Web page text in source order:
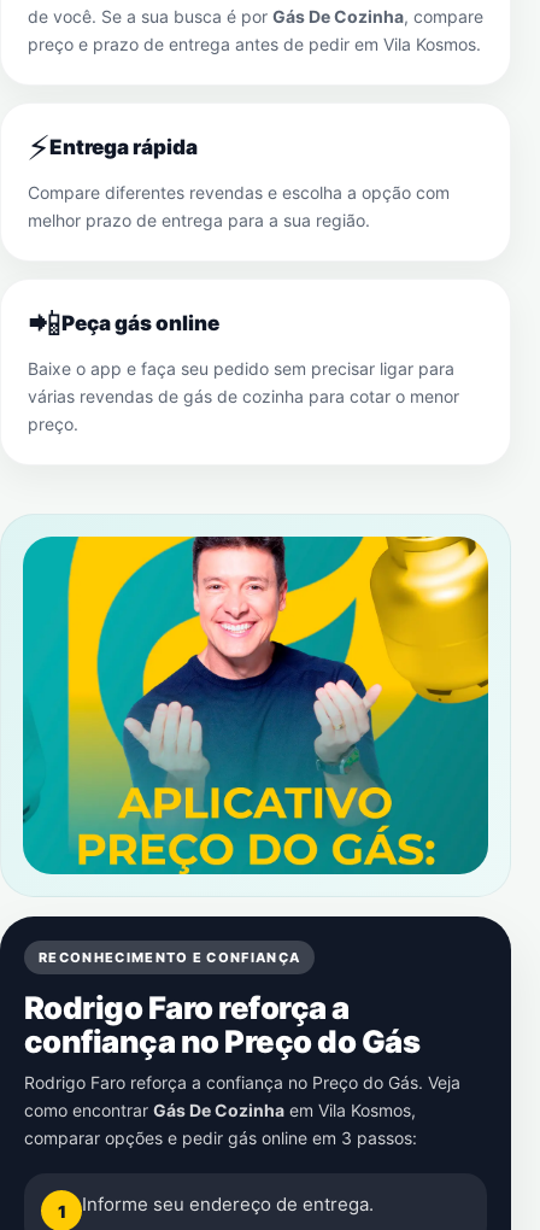
de você. Se a sua busca é por Gás De Cozinha, compare
preço e prazo de entrega antes de pedir em Vila Kosmos.
⚡Entrega rápida
Compare diferentes revendas e escolha a opção com
melhor prazo de entrega para a sua região.
📲Peça gás online
Baixe o app e faça seu pedido sem precisar ligar para
várias revendas de gás de cozinha para cotar o menor
preço.
RECONHECIMENTO E CONFIANÇA
Rodrigo Faro reforça a
confiança no Preço do Gás
Rodrigo Faro reforça a confiança no Preço do Gás. Veja
como encontrar Gás De Cozinha em Vila Kosmos,
comparar opções e pedir gás online em 3 passos:
1 Informe seu endereço de entrega.